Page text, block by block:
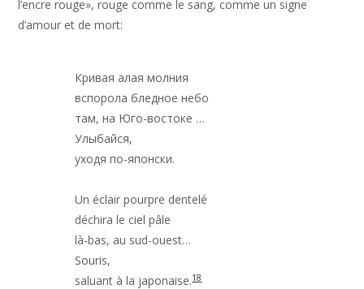
l’encre rouge», rouge comme le sang, comme un signe
d’amour et de mort:
Кривая алая молния
вспорола бледное небо
там, на Юго-востоке …
Улыбайся,
уходя по-японски.
Un éclair pourpre dentelé
déchira le ciel pâle
là-bas, au sud-ouest…
Souris,
saluant à la japonaise.18